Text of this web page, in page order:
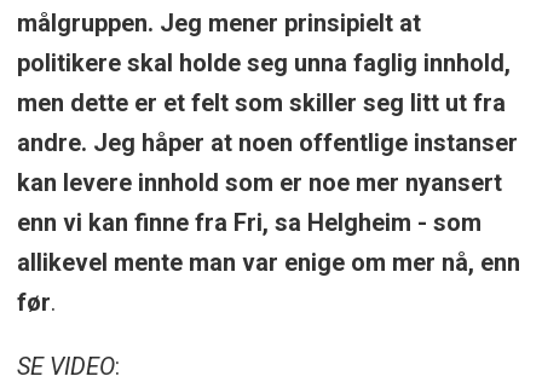
målgruppen. Jeg mener prinsipielt at
politikere skal holde seg unna faglig innhold,
men dette er et felt som skiller seg litt ut fra
andre. Jeg håper at noen offentlige instanser
kan levere innhold som er noe mer nyansert
enn vi kan finne fra Fri, sa Helgheim - som
allikevel mente man var enige om mer nå, enn
før.
SE VIDEO: